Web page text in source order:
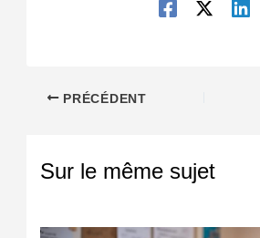
PRÉCÉDENT
Sur le même sujet